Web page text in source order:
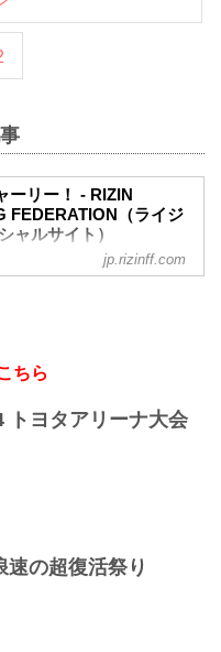
ーリー！ - RIZIN
FEDERATION（ライジ
ャルサイト）
初心者の雷美（らいみ）が、
れを読めば格闘技観戦がもっ
画、それが「教えてチャー
jp.rizinff.com
ちら
トヨタアリーナ大会
速の超復活祭り